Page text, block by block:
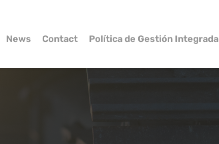
News Contact Política de Gestión Integrada